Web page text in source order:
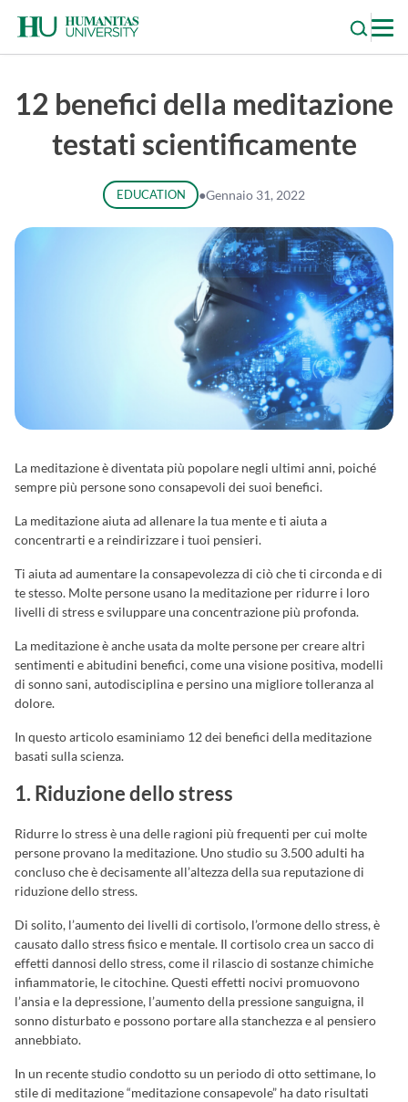
content
12 benefici della meditazione
testati scientificamente
EDUCATION ●Gennaio 31, 2022
La meditazione è diventata più popolare negli ultimi anni, poiché
sempre più persone sono consapevoli dei suoi benefici.
La meditazione aiuta ad allenare la tua mente e ti aiuta a
concentrarti e a reindirizzare i tuoi pensieri.
Ti aiuta ad aumentare la consapevolezza di ciò che ti circonda e di
te stesso. Molte persone usano la meditazione per ridurre i loro
livelli di stress e sviluppare una concentrazione più profonda.
La meditazione è anche usata da molte persone per creare altri
sentimenti e abitudini benefici, come una visione positiva, modelli
di sonno sani, autodisciplina e persino una migliore tolleranza al
dolore.
In questo articolo esaminiamo 12 dei benefici della meditazione
basati sulla scienza.
1. Riduzione dello stress
Ridurre lo stress è una delle ragioni più frequenti per cui molte
persone provano la meditazione. Uno studio su 3.500 adulti ha
concluso che è decisamente all’altezza della sua reputazione di
riduzione dello stress.
Di solito, l’aumento dei livelli di cortisolo, l’ormone dello stress, è
causato dallo stress fisico e mentale. Il cortisolo crea un sacco di
effetti dannosi dello stress, come il rilascio di sostanze chimiche
infiammatorie, le citochine. Questi effetti nocivi promuovono
l’ansia e la depressione, l’aumento della pressione sanguigna, il
sonno disturbato e possono portare alla stanchezza e al pensiero
annebbiato.
In un recente studio condotto su un periodo di otto settimane, lo
stile di meditazione “meditazione consapevole” ha dato risultati